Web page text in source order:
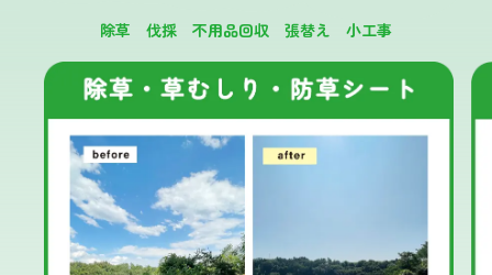
除草 伐採 不用品回収 張替え 小工事